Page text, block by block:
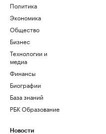
Политика
Экономика
Общество
Бизнес
Технологии и
медиа
Финансы
Биографии
База знаний
РБК Образование
Новости